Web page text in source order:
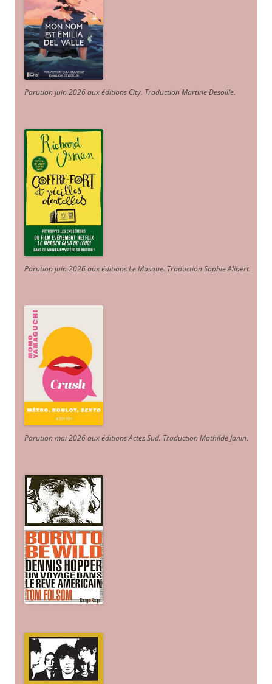
Parution juin 2026 aux éditions City. Traduction Martine Desoille.
Parution juin 2026 aux éditions Le Masque. Traduction Sophie Alibert.
Parution mai 2026 aux éditions Actes Sud. Traduction Mathilde Janin.